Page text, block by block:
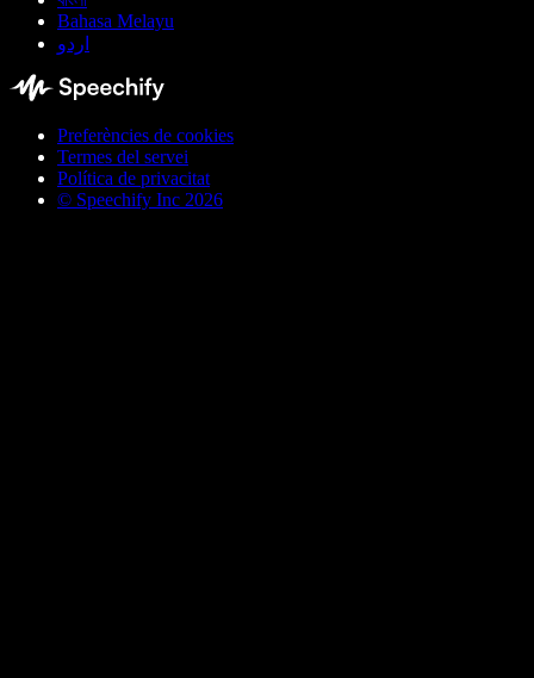
Bahasa Melayu
اردو
Preferències de cookies
Termes del servei
Política de privacitat
© Speechify Inc 2026